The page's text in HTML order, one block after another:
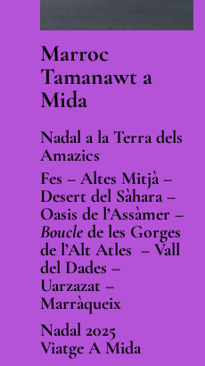
Marroc
Tamanawt a
Mida
Nadal a la Terra dels
Amazics
Fes – Altes Mitjà –
Desert del Sàhara –
Oasis de l’Assàmer–
Bouclede les Gorges
de l’Alt Atles – Vall
del Dades –
Uarzazat–
Marràqueix
Nadal 2025
Viatge A Mida